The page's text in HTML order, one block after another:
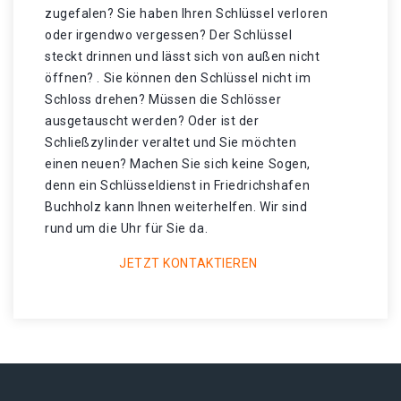
zugefalen? Sie haben Ihren Schlüssel verloren
oder irgendwo vergessen? Der Schlüssel
steckt drinnen und lässt sich von außen nicht
öffnen? . Sie können den Schlüssel nicht im
Schloss drehen? Müssen die Schlösser
ausgetauscht werden? Oder ist der
Schließzylinder veraltet und Sie möchten
einen neuen? Machen Sie sich keine Sogen,
denn ein Schlüsseldienst in Friedrichshafen
Buchholz kann Ihnen weiterhelfen. Wir sind
rund um die Uhr für Sie da.
JETZT KONTAKTIEREN